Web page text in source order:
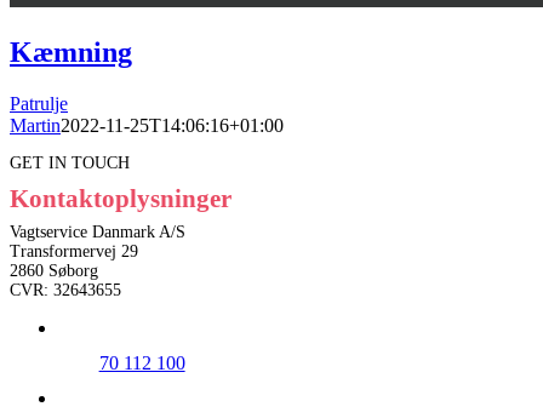
Kæmning
Patrulje
Martin2022-11-25T14:06:16+01:00
GET IN TOUCH
Kontaktoplysninger
Vagtservice Danmark A/S
Transformervej 29
2860 Søborg
CVR: 32643655
70 112 100